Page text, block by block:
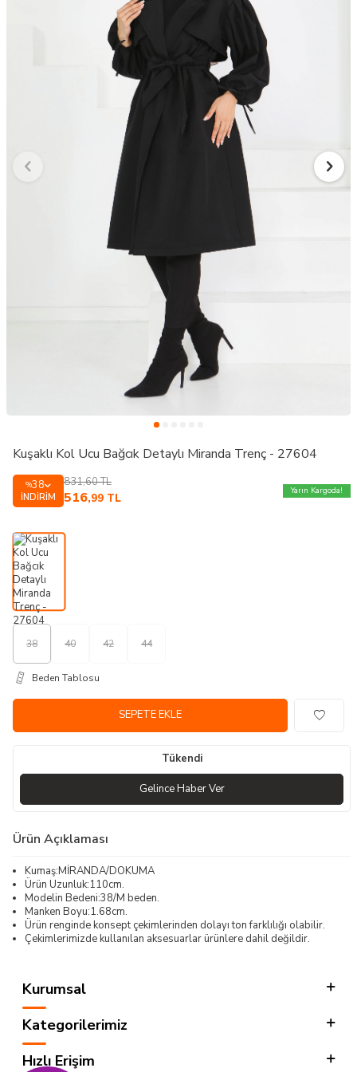
Kuşaklı Kol Ucu Bağcık Detaylı Miranda Trenç - 27604
%38
İNDIRIM
831,60TL
516,99 TL
Yarın Kargoda!
38 40 42 44
Beden Tablosu
SEPETE EKLE
Tükendi
Gelince Haber Ver
Ürün Açıklaması
Kumaş:MİRANDA/DOKUMA
Ürün Uzunluk:110cm.
Modelin Bedeni:38/M beden.
Manken Boyu:1.68cm.
Ürün renginde konsept çekimlerinden dolayı ton farklılığı olabilir.
Çekimlerimizde kullanılan aksesuarlar ürünlere dahil değildir.
Kurumsal
Kategorilerimiz
Hızlı Erişim